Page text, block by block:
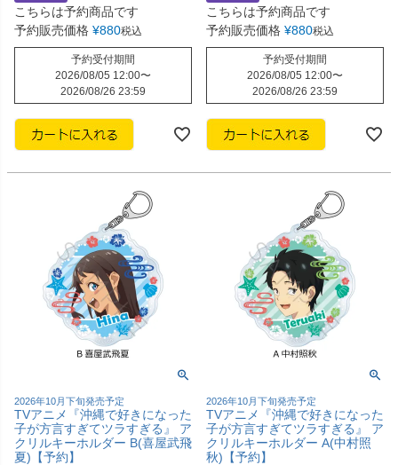
こちらは予約商品です
予約販売価格 ¥880税込
予約受付期間
2026/08/05 12:00〜
2026/08/26 23:59
こちらは予約商品です
予約販売価格 ¥880税込
予約受付期間
2026/08/05 12:00〜
2026/08/26 23:59
2026年10月下旬発売予定
TVアニメ『沖縄で好きになった
子が方言すぎてツラすぎる』 ア
クリルキーホルダー B(喜屋武飛
夏)【予約】
2026年10月下旬発売予定
TVアニメ『沖縄で好きになった
子が方言すぎてツラすぎる』 ア
クリルキーホルダー A(中村照
秋)【予約】